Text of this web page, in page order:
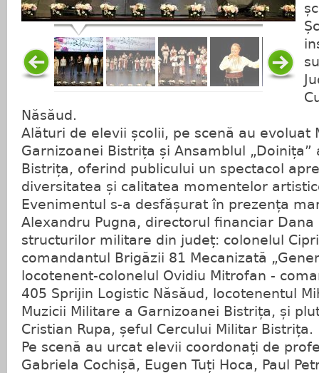
Năsăud.
Alături de elevii școlii, pe scenă au evoluat
Garnizoanei Bistrița și Ansamblul „Doinița”
Bistrița, oferind publicului un spectacol
diversitatea și calitatea momentelor
Evenimentul s-a desfășurat în prezența
Alexandru Pugna, directorul financiar Dana
structurilor militare din județ: colonelul
comandantul Brigăzii 81 Mecanizată
locotenent-colonelul Ovidiu Mitrofan -
405 Sprijin Logistic Năsăud, locotenentul
Muzicii Militare a Garnizoanei Bistrița, și
Cristian Rupa, șeful Cercului Militar Bistrița.
Pe scenă au urcat elevii coordonați de
Gabriela Cochișă, Eugen Tuți Hoca, Paul